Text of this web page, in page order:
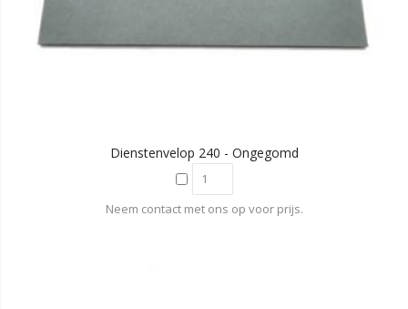
Dienstenvelop 240 - Ongegomd
Neem contact met ons op voor prijs.